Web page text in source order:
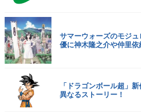
サマーウォーズのモジ
優に神木隆之介や仲里依
「ドラゴンボール超」
異なるストーリー！